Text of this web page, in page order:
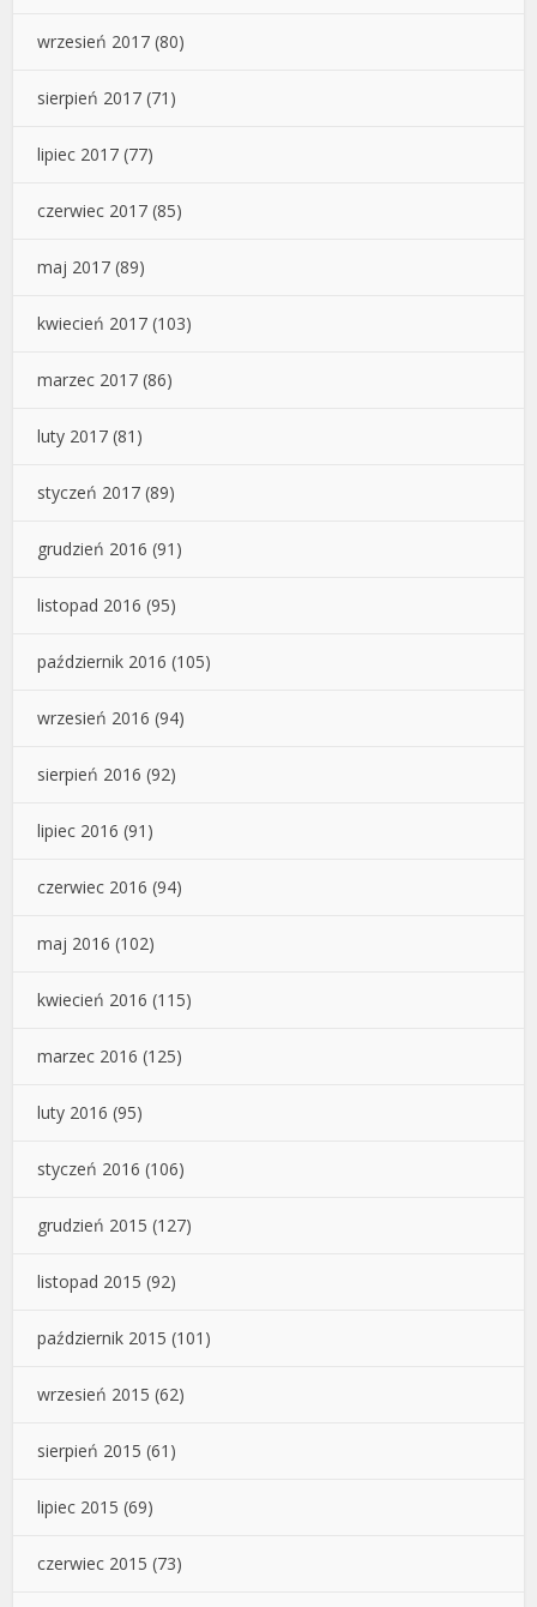
wrzesień 2017 (80)
sierpień 2017 (71)
lipiec 2017 (77)
czerwiec 2017 (85)
maj 2017 (89)
kwiecień 2017 (103)
marzec 2017 (86)
luty 2017 (81)
styczeń 2017 (89)
grudzień 2016 (91)
listopad 2016 (95)
październik 2016 (105)
wrzesień 2016 (94)
sierpień 2016 (92)
lipiec 2016 (91)
czerwiec 2016 (94)
maj 2016 (102)
kwiecień 2016 (115)
marzec 2016 (125)
luty 2016 (95)
styczeń 2016 (106)
grudzień 2015 (127)
listopad 2015 (92)
październik 2015 (101)
wrzesień 2015 (62)
sierpień 2015 (61)
lipiec 2015 (69)
czerwiec 2015 (73)